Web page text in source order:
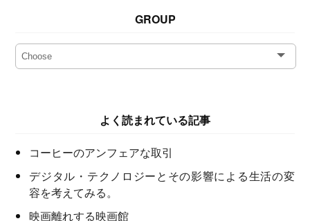
GROUP
よく読まれている記事
コーヒーのアンフェアな取引
デジタル・テクノロジーとその影響による生活の変
容を考えてみる。
映画離れする映画館